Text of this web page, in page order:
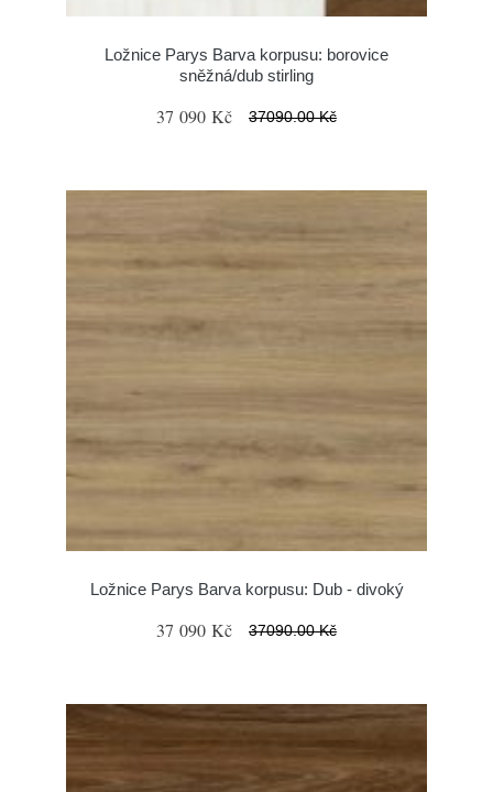
Ložnice Parys Barva korpusu: borovice
sněžná/dub stirling
37 090 Kč 37090.00 Kč
Ložnice Parys Barva korpusu: Dub - divoký
37 090 Kč 37090.00 Kč